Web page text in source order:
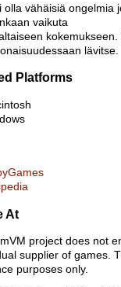
olla vähäisiä ongelmia
vaikuta
kokemukseen.
lävitse.
Platforms
At
project does not
supplier of games.
purposes only.